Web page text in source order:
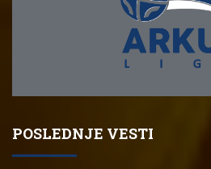
POSLEDNJE VESTI